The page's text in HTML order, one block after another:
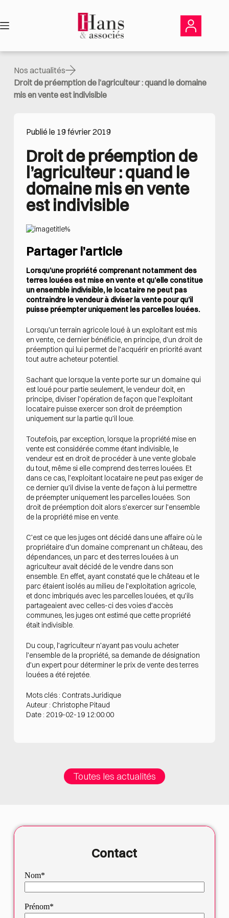
contenu
Nos actualités
Droit de préemption de l’agriculteur : quand le domaine
mis en vente est indivisible
Publié le 19 février 2019
Droit de préemption de
l’agriculteur : quand le
domaine mis en vente
est indivisible
Partager l’article
Lorsqu’une propriété comprenant notamment des
terres louées est mise en vente et qu’elle constitue
un ensemble indivisible, le locataire ne peut pas
contraindre le vendeur à diviser la vente pour qu’il
puisse préempter uniquement les parcelles louées.
Lorsqu’un terrain agricole loué à un exploitant est mis
en vente, ce dernier bénéficie, en principe, d’un droit de
préemption qui lui permet de l’acquérir en priorité avant
tout autre acheteur potentiel.
Sachant que lorsque la vente porte sur un domaine qui
est loué pour partie seulement, le vendeur doit, en
principe, diviser l’opération de façon que l’exploitant
locataire puisse exercer son droit de préemption
uniquement sur la partie qu’il loue.
Toutefois, par exception, lorsque la propriété mise en
vente est considérée comme étant indivisible, le
vendeur est en droit de procéder à une vente globale
du tout, même si elle comprend des terres louées. Et
dans ce cas, l’exploitant locataire ne peut pas exiger de
ce dernier qu’il divise la vente de façon à lui permettre
de préempter uniquement les parcelles louées. Son
droit de préemption doit alors s’exercer sur l’ensemble
de la propriété mise en vente.
C’est ce que les juges ont décidé dans une affaire où le
propriétaire d’un domaine comprenant un château, des
dépendances, un parc et des terres louées à un
agriculteur avait décidé de le vendre dans son
ensemble. En effet, ayant constaté que le château et le
parc étaient isolés au milieu de l’exploitation agricole,
et donc imbriqués avec les parcelles louées, et qu’ils
partageaient avec celles-ci des voies d’accès
communes, les juges ont estimé que cette propriété
était indivisible.
Du coup, l’agriculteur n’ayant pas voulu acheter
l’ensemble de la propriété, sa demande de désignation
d’un expert pour déterminer le prix de vente des terres
louées a été rejetée.
Mots clés : Contrats Juridique
Auteur : Christophe Pitaud
Date : 2019-02-19 12:00:00
Toutes les actualités
Contact
Nom*
Prénom*